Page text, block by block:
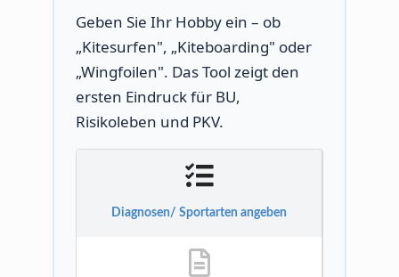
Geben Sie Ihr Hobby ein – ob
„Kitesurfen", „Kiteboarding" oder
„Wingfoilen". Das Tool zeigt den
ersten Eindruck für BU,
Risikoleben und PKV.
Diagnosen/ Sportarten angeben